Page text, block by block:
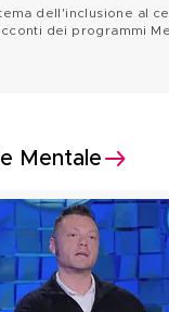
dell'inclusione al
dei programmi
Mentale